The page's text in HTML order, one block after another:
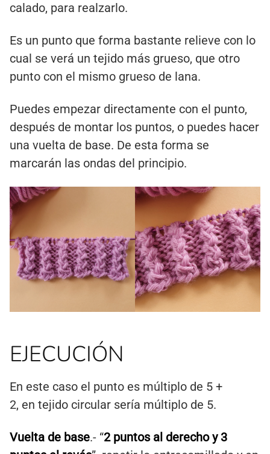
calado, para realzarlo.
Es un punto que forma bastante relieve con lo
cual se verá un tejido más grueso, que otro
punto con el mismo grueso de lana.
Puedes empezar directamente con el punto,
después de montar los puntos, o puedes hacer
una vuelta de base. De esta forma se
marcarán las ondas del principio.
EJECUCIÓN
En este caso el punto es múltiplo de 5 +
2, en tejido circular sería múltiplo de 5.
Vuelta de base.- “2 puntos al derecho y 3